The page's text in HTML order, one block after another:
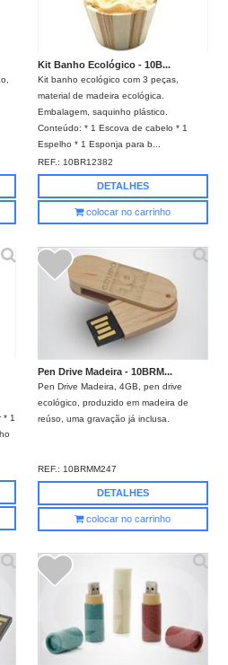
Kit Banho Ecológico - 10B...
Kit banho ecológico com 3 peças,
material de madeira ecológica.
Embalagem, saquinho plástico.
Conteúdo: * 1 Escova de cabelo * 1
Espelho * 1 Esponja para b...
REF.:10BR12382
DETALHES
colocar no carrinho
* 1
Pen Drive Madeira - 10BRM...
Pen Drive Madeira, 4GB, pen drive
ecológico, produzido em madeira de
reúso, uma gravação já inclusa.
REF.: 10BRMM247
DETALHES
colocar no carrinho